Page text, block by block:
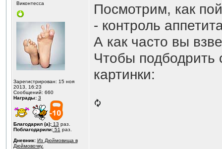
Виконтесса
Зарегистрирован: 15 ноя
2013, 16:23
Сообщений: 660
Награды: 3
Благодарил (а):13 раз.
Поблагодарили:51 раз.
Дневник: Из Дюймовища в
Дюймовочку.
Посмотрим, как
- контроль
А как часто вы
Чтобы подбодрить
картинки: